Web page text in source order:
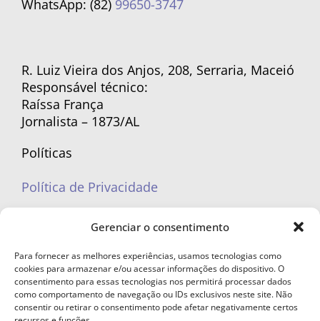
Gerenciar o consentimento
Para fornecer as melhores experiências, usamos tecnologias como
cookies para armazenar e/ou acessar informações do dispositivo. O
consentimento para essas tecnologias nos permitirá processar dados
como comportamento de navegação ou IDs exclusivos neste site. Não
consentir ou retirar o consentimento pode afetar negativamente certos
WhatsApp: (82) 99650-3747
R. Luiz Vieira dos Anjos, 208, Serraria, Maceió
Responsável técnico:
Raíssa França
Jornalista – 1873/AL
Políticas
Política de Privacidade
Políticas de Cookies
portaleufemea@gmail.com